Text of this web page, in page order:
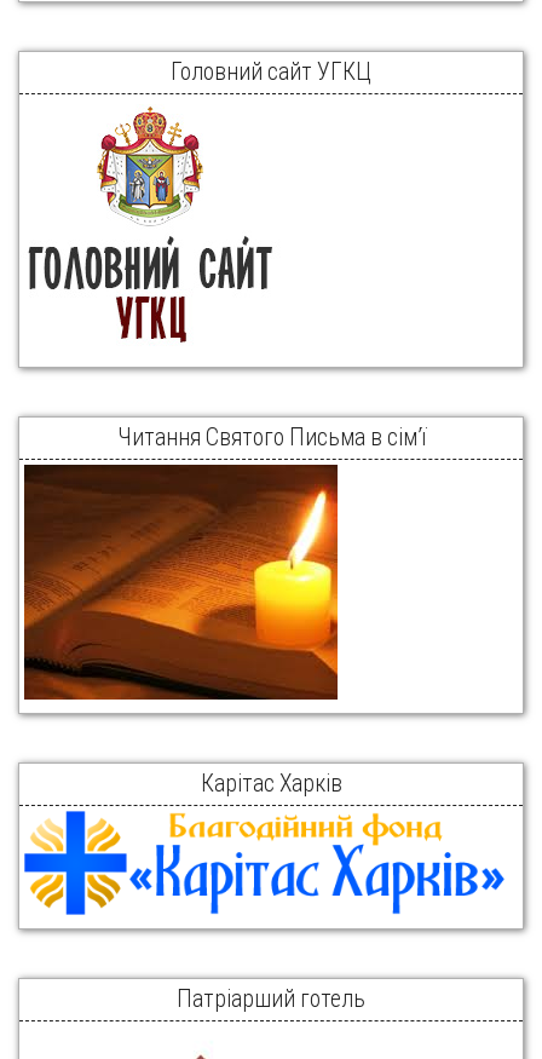
Головний сайт УГКЦ
Читання Святого Письма в сім’ї
Карітас Харків
Патріарший готель